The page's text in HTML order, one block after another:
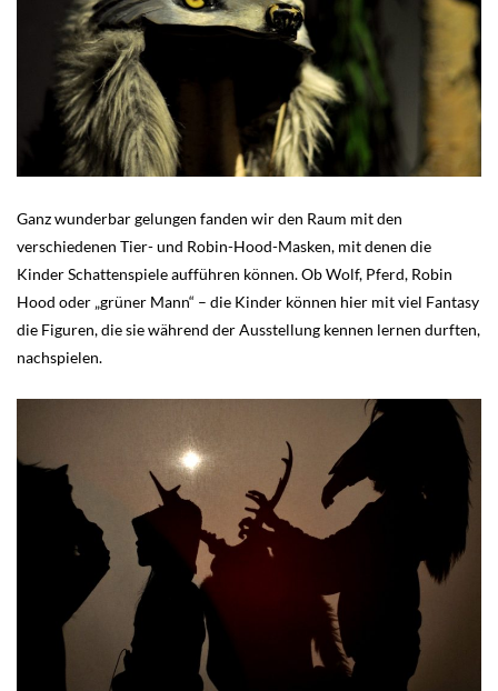
Ganz wunderbar gelungen fanden wir den Raum mit den
verschiedenen Tier- und Robin-Hood-Masken, mit denen die
Kinder Schattenspiele aufführen können. Ob Wolf, Pferd, Robin
Hood oder „grüner Mann“ – die Kinder können hier mit viel Fantasy
die Figuren, die sie während der Ausstellung kennen lernen durften,
nachspielen.